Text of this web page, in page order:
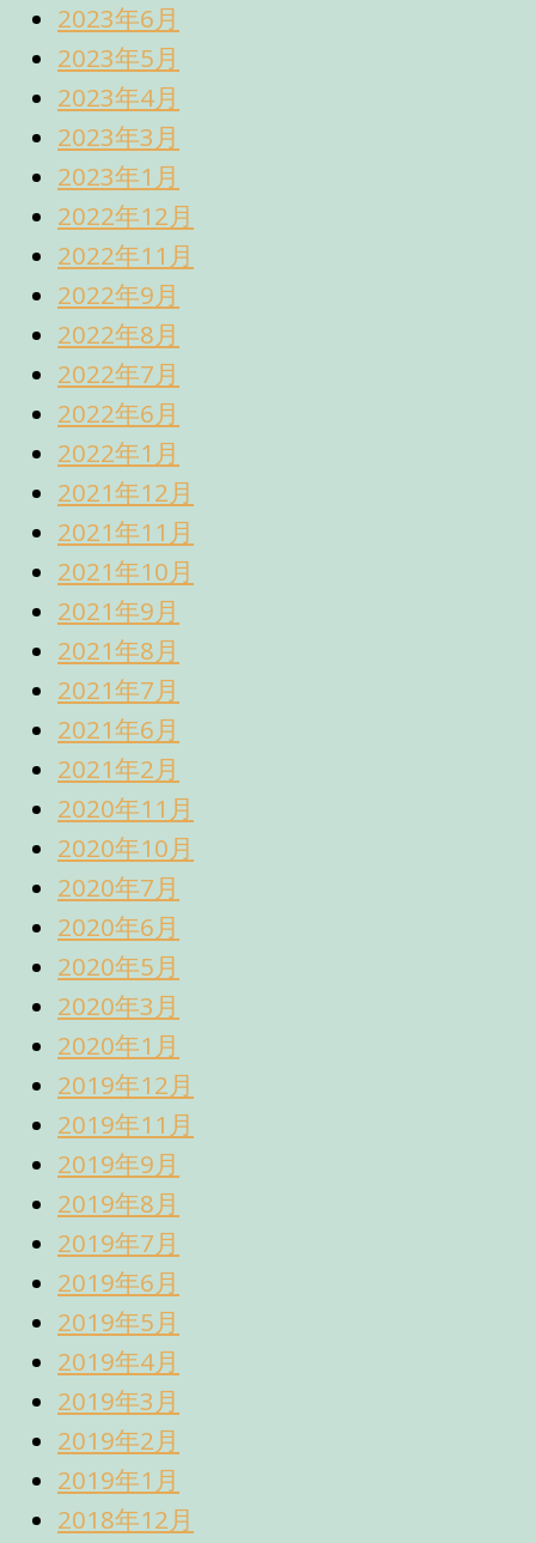
2023年6月
2023年5月
2023年4月
2023年3月
2023年1月
2022年12月
2022年11月
2022年9月
2022年8月
2022年7月
2022年6月
2022年1月
2021年12月
2021年11月
2021年10月
2021年9月
2021年8月
2021年7月
2021年6月
2021年2月
2020年11月
2020年10月
2020年7月
2020年6月
2020年5月
2020年3月
2020年1月
2019年12月
2019年11月
2019年9月
2019年8月
2019年7月
2019年6月
2019年5月
2019年4月
2019年3月
2019年2月
2019年1月
2018年12月